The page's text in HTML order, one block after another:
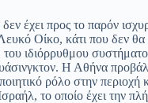
έχει προς το παρόν
Οίκο, κάτι που δεν θα
ιδιόρρυθμου
Η Αθήνα
ρόλο στην περιοχή
το οποίο έχει την